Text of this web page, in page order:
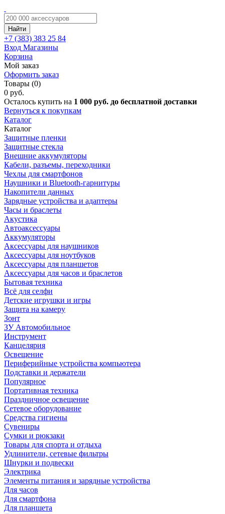
Найти
+7 (383) 383 25 84
Вход Магазины
Корзина
Мой заказ
Оформить заказ
Товары (0)
0 руб.
Осталось купить на 1 000 руб. до бесплатной доставки
Вернуться к покупкам
Каталог
Каталог
Защитные пленки
Защитные стекла
Внешние аккумуляторы
Кабели, разъемы, переходники
Чехлы для смартфонов
Наушники и Bluetooth-гарнитуры
Накопители данных
Зарядные устройства и адаптеры
Часы и браслеты
Акустика
Автоаксессуары
Аккумуляторы
Аксессуары для наушников
Аксессуары для ноутбуков
Аксессуары для планшетов
Аксессуары для часов и браслетов
Бытовая техника
Всё для селфи
Детские игрушки и игры
Защита на камеру
Зонт
ЗУ Автомобильное
Инструмент
Канцелярия
Освещение
Периферийные устройства компьютера
Подставки и держатели
Популярное
Портативная техника
Праздничное освещение
Сетевое оборудование
Средства гигиены
Сувениры
Сумки и рюкзаки
Товары для спорта и отдыха
Удлинители, сетевые фильтры
Шнурки и подвески
Электрика
Элементы питания и зарядные устройства
Для часов
Для смартфона
Для планшета